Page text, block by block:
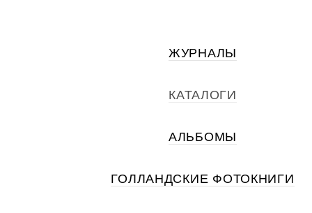
ЖУРНАЛЫ
КАТАЛОГИ
АЛЬБОМЫ
ГОЛЛАНДСКИЕ ФОТОКНИГИ